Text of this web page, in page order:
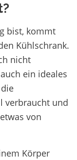
bist, kommt
Kühlschrank.
nicht
ein ideales
verbraucht und
von
Körper